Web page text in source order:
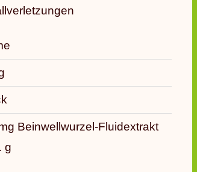
Beinwellwurzel-Fluidextrakt
g